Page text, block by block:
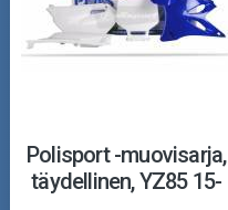
Polisport -muovisarja,
täydellinen, YZ85 15-